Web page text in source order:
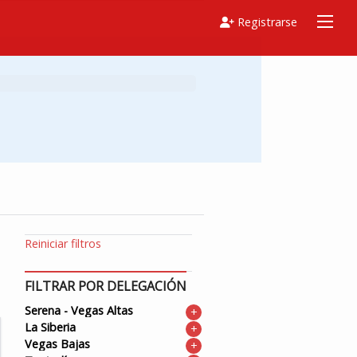
Registrarse
Reiniciar filtros
FILTRAR POR DELEGACIÓN